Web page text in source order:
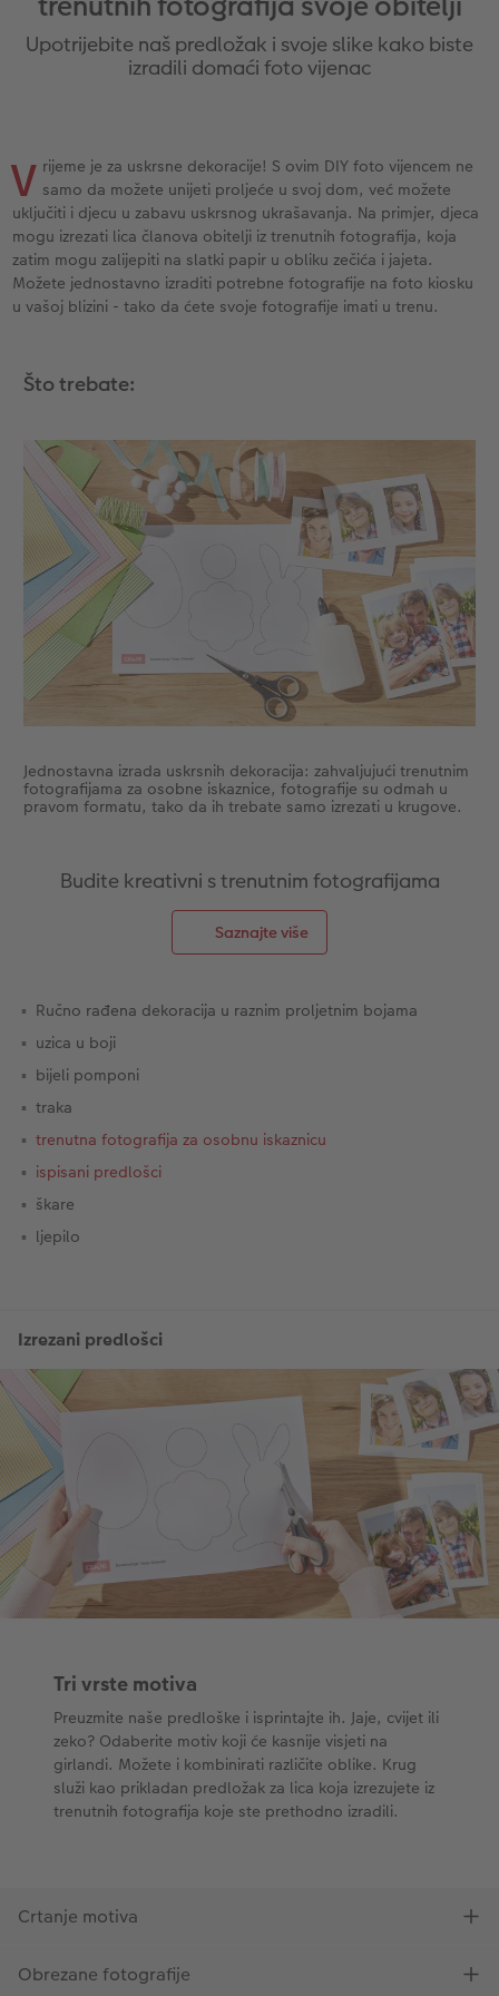
Ovako funkcionira
CEWE FOTOKNJIGA Kids
Dodaci
Natur fotografije
Dimenzije fotografije
Art fotografije
Izrada standard fotografija
Kutije za pohranu fotografija
CEWE TRENUTNI ISPIS FOTOGRAFIJA
Trenutna izrada naljepnica
Dodaci
Alu fotografija s direktnim ispisom
Galerijska fotografija
Ploča dobrodošlice za vjenčanje
Letvica za poster
Hexxas
Foto kolaži
Foto vrpca
XXL Retro fotografija
Dodaci
Čestitke
Svijet kućnih ljubimaca
Poklon fotokutije
Tekstili
Umjetničke fotografije
Jedinstvene ideje za poklone
Ideje za poklone za najmilije
Vjenčanje
Matura
Upotrijebite naš predložak i svoje slike kako biste
izradili domaći foto vijenac
V rijeme je za uskrsne dekoracije! S ovim DIY foto vijencem ne
samo da možete unijeti proljeće u svoj dom, već možete
uključiti i djecu u zabavu uskrsnog ukrašavanja. Na primjer, djeca
mogu izrezati lica članova obitelji iz trenutnih fotografija, koja
zatim mogu zalijepiti na slatki papir u obliku zečića i jajeta.
Možete jednostavno izraditi potrebne fotografije na foto kiosku
u vašoj blizini - tako da ćete svoje fotografije imati u trenu.
Što trebate:
Jednostavna izrada uskrsnih dekoracija: zahvaljujući trenutnim
fotografijama za osobne iskaznice, fotografije su odmah u
pravom formatu, tako da ih trebate samo izrezati u krugove.
Budite kreativni s trenutnim fotografijama
Saznajte više
Ručno rađena dekoracija u raznim proljetnim bojama
uzica u boji
bijeli pomponi
traka
trenutna fotografija za osobnu iskaznicu
ispisani predlošci
škare
ljepilo